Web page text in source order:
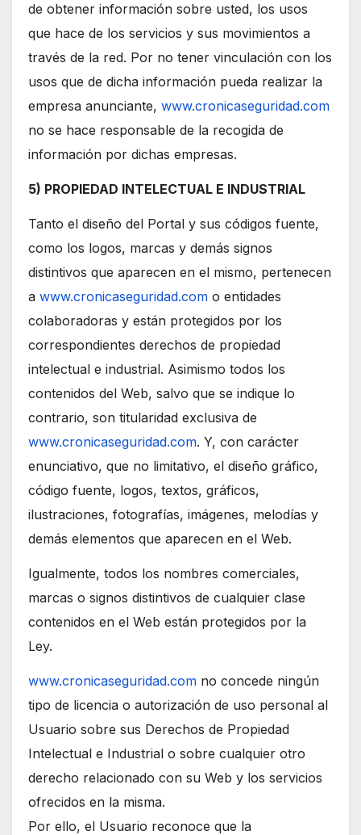
de obtener información sobre usted, los usos
que hace de los servicios y sus movimientos a
través de la red. Por no tener vinculación con los
usos que de dicha información pueda realizar la
empresa anunciante, www.cronicaseguridad.com
no se hace responsable de la recogida de
información por dichas empresas.
5) PROPIEDAD INTELECTUAL E INDUSTRIAL
Tanto el diseño del Portal y sus códigos fuente,
como los logos, marcas y demás signos
distintivos que aparecen en el mismo, pertenecen
a www.cronicaseguridad.com o entidades
colaboradoras y están protegidos por los
correspondientes derechos de propiedad
intelectual e industrial. Asimismo todos los
contenidos del Web, salvo que se indique lo
contrario, son titularidad exclusiva de
www.cronicaseguridad.com. Y, con carácter
enunciativo, que no limitativo, el diseño gráfico,
código fuente, logos, textos, gráficos,
ilustraciones, fotografías, imágenes, melodías y
demás elementos que aparecen en el Web.
Igualmente, todos los nombres comerciales,
marcas o signos distintivos de cualquier clase
contenidos en el Web están protegidos por la
Ley.
www.cronicaseguridad.com no concede ningún
tipo de licencia o autorización de uso personal al
Usuario sobre sus Derechos de Propiedad
Intelectual e Industrial o sobre cualquier otro
derecho relacionado con su Web y los servicios
ofrecidos en la misma.
Por ello, el Usuario reconoce que la